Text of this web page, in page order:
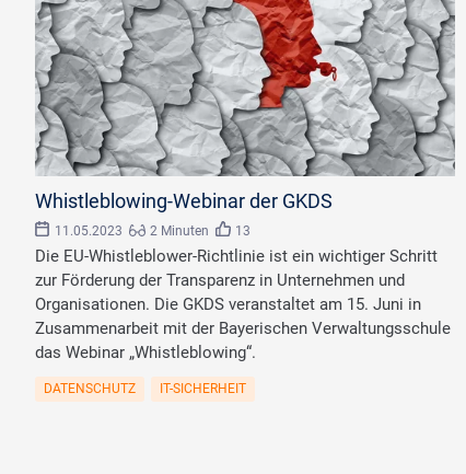
Whistleblowing-Webinar der GKDS
11.05.2023 2 Minuten 13
Die EU-Whistleblower-Richtlinie ist ein wichtiger Schritt
zur Förderung der Transparenz in Unternehmen und
Organisationen. Die GKDS veranstaltet am 15. Juni in
Zusammenarbeit mit der Bayerischen Verwaltungsschule
das Webinar „Whistleblowing“.
DATENSCHUTZ IT-SICHERHEIT